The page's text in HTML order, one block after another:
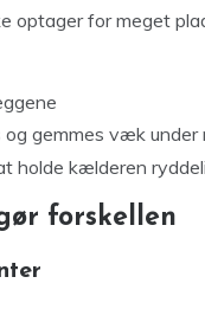
optager for meget
og gemmes væk under
holde kælderen
forskellen